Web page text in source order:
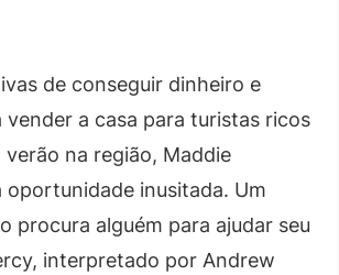
de conseguir dinheiro e
vender a casa para turistas ricos
verão na região, Maddie
oportunidade inusitada. Um
procura alguém para ajudar seu
interpretado por Andrew